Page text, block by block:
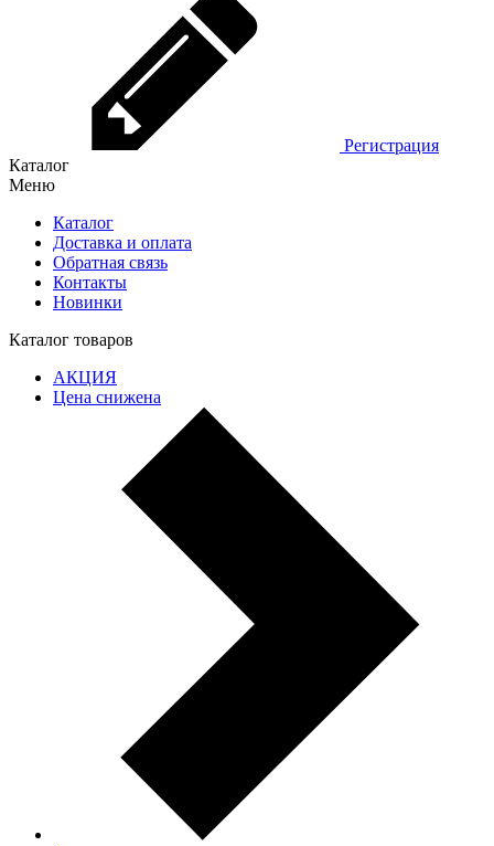
Регистрация
Каталог
Меню
Каталог
Доставка и оплата
Обратная связь
Контакты
Новинки
Каталог товаров
АКЦИЯ
Цена снижена